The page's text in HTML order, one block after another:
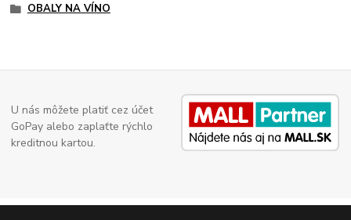
OBALY NA VÍNO
U nás môžete platiť cez účet
GoPay alebo zaplaťte rýchlo
kreditnou kartou.